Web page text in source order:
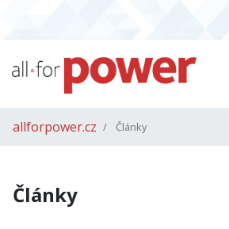
allforpower.cz Články
Články